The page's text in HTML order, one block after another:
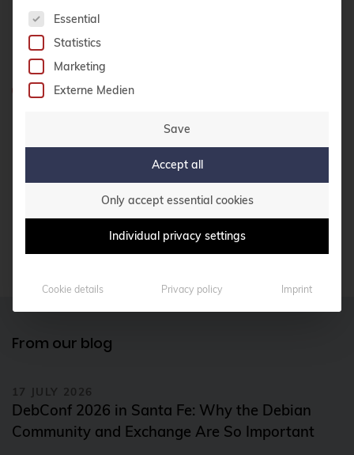
Call for papers
CentOS
Ceph
certmonger
CI/CD Integration
Cloud Infrastructure
Cloud Optimization
Cloud Storage Solutions
CloudNative
CloudNativeCon
Cluster
Community
Conference
41179 Mönchengladbach
Meet us
Do you have any questions?
0800 credati(v)
+49 2161 9174200
Write e-mail
CONTACT US
From our blog
17 JULY 2026
DebConf 2026 in Santa Fe: Why the Debian
Community and Exchange Are So Important
The following is a list of service groups for
Essential
Statistics
Marketing
Externe Medien
Save
Accept all
Only accept essential cookies
Individual privacy settings
Cookie details Privacy policy Imprint